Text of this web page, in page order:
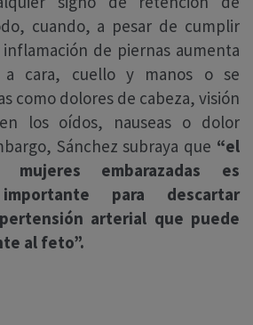
cuando, a pesar de cumplir
de piernas aumenta
a cara, cuello y manos o se
como dolores de cabeza, visión
los oídos, nauseas o dolor
Sánchez subraya que “el
mujeres embarazadas es
para descartar
arterial que puede
al feto”.